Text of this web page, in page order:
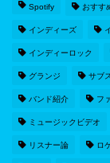
Spotify おすす
インディーズ
インディーロック
グランジ サブ
バンド紹介 フ
ミュージックビデオ
リスナー論 ロ